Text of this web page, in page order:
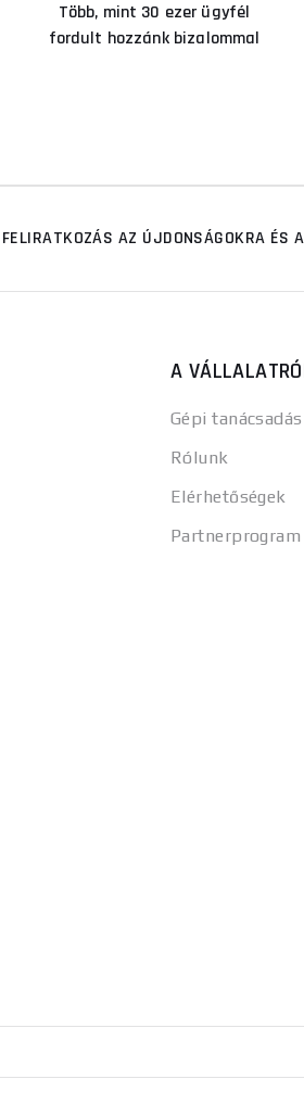
Több, mint 30 ezer ügyfél
fordult hozzánk bizalommal
FELIRATKOZÁS AZ ÚJDONSÁGOKRA ÉS
A
Gépi tanácsadás
Rólunk
Elérhetőségek
Partnerprogram